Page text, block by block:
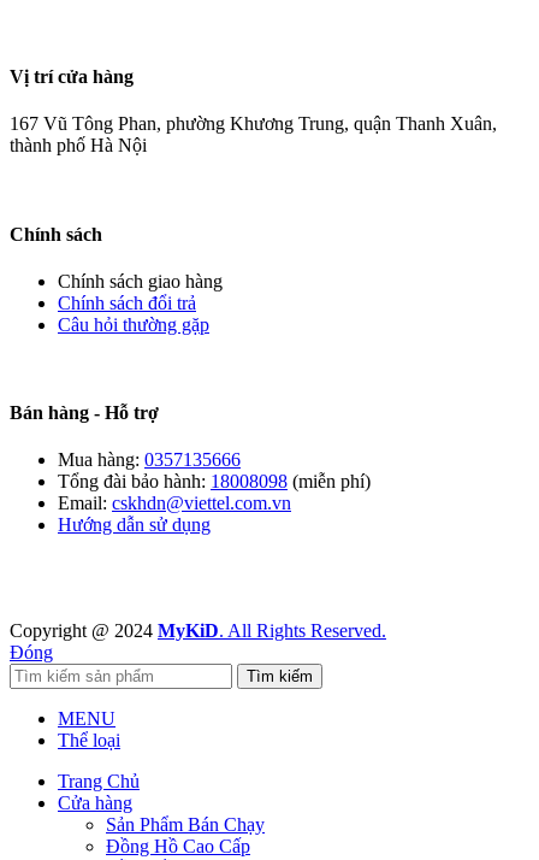
Vị trí cửa hàng
167 Vũ Tông Phan, phường Khương Trung, quận Thanh Xuân,
thành phố Hà Nội
Chính sách
Chính sách giao hàng
Chính sách đổi trả
Câu hỏi thường gặp
Bán hàng - Hỗ trợ
Mua hàng: 0357135666
Tổng đài bảo hành: 18008098 (miễn phí)
Email: cskhdn@viettel.com.vn
Hướng dẫn sử dụng
Copyright @ 2024 MyKiD. All Rights Reserved.
Đóng
Tìm kiếm
MENU
Thể loại
Trang Chủ
Cửa hàng
Sản Phẩm Bán Chạy
Đồng Hồ Cao Cấp